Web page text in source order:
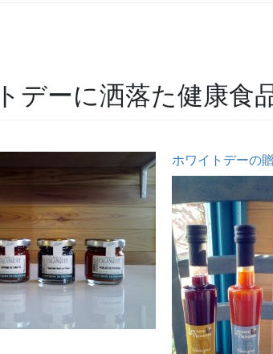
トデーに洒落た健康食
ホワイトデーの